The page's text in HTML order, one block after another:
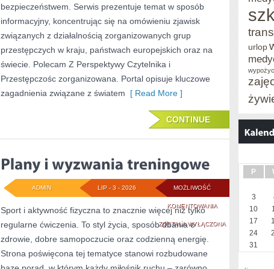
bezpieczeństwem. Serwis prezentuje temat w sposób
informacyjny, koncentrując się na omówieniu zjawisk
związanych z działalnością zorganizowanych grup
przestępczych w kraju, państwach europejskich oraz na
świecie. Polecam Z Perspektywy Czytelnika i
Przestępczośc zorganizowana. Portal opisuje kluczowe
zagadnienia związane z światem [ Read More ]
CONTINUE
MOŻLIWOŚĆ
KOMENTOWANIAPLANY
I
WYZWANIA
TRENINGOWE
ZOSTAŁA WYŁĄCZONA
LIP - 3 - 2026
ADMIN
Sport i aktywność fizyczna to znacznie więcej niż tylko
regularne ćwiczenia. To styl życia, sposób dbania o
zdrowie, dobre samopoczucie oraz codzienną energię.
Strona poświęcona tej tematyce stanowi rozbudowane
urlop
P
3
10
17
24
31